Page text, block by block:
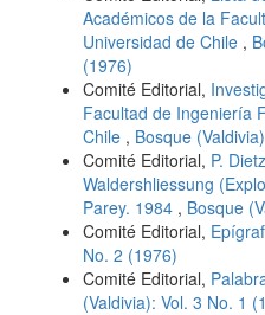
Académicos de la
Universidad de Chile ,
(1976)
Comité Editorial,
Facultad de Ingeniería
Chile , Bosque
Comité Editorial, P.
Waldershliessung
Parey. 1984 , Bosque
Comité Editorial,
No. 2 (1976)
Comité Editorial,
(Valdivia): Vol. 3 No. 1